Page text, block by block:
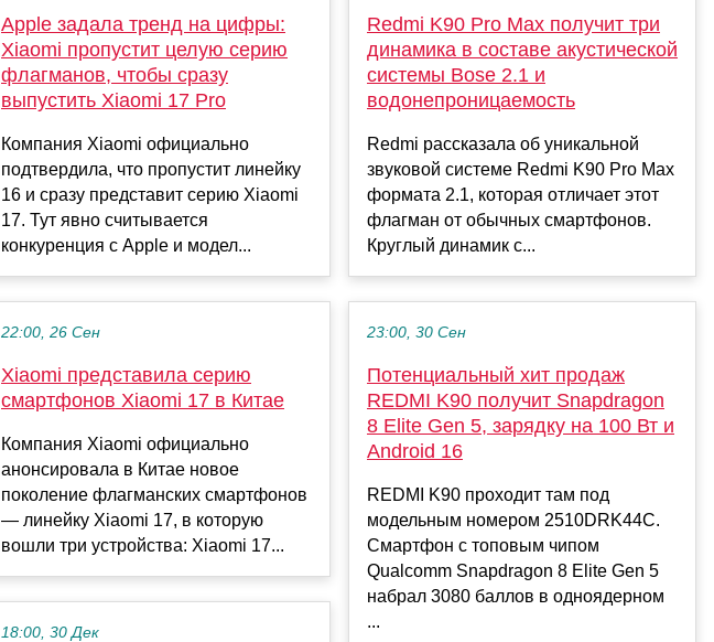
Apple задала тренд на цифры:
Xiaomi пропустит целую серию
флагманов, чтобы сразу
выпустить Xiaomi 17 Pro
Компания Xiaomi официально
подтвердила, что пропустит линейку
16 и сразу представит серию Xiaomi
17. Тут явно считывается
конкуренция с Apple и модел...
22:00, 26 Сен
Xiaomi представила серию
смартфонов Xiaomi 17 в Китае
Компания Xiaomi официально
анонсировала в Китае новое
поколение флагманских смартфонов
— линейку Xiaomi 17, в которую
вошли три устройства: Xiaomi 17...
18:00, 30 Дек
Redmi K90 Pro Max получит три
динамика в составе акустической
системы Bose 2.1 и
водонепроницаемость
Redmi рассказала об уникальной
звуковой системе Redmi K90 Pro Max
формата 2.1, которая отличает этот
флагман от обычных смартфонов.
Круглый динамик с...
23:00, 30 Сен
Потенциальный хит продаж
REDMI K90 получит Snapdragon
8 Elite Gen 5, зарядку на 100 Вт и
Android 16
REDMI K90 проходит там под
модельным номером 2510DRK44C.
Смартфон с топовым чипом
Qualcomm Snapdragon 8 Elite Gen 5
набрал 3080 баллов в одноядерном
...